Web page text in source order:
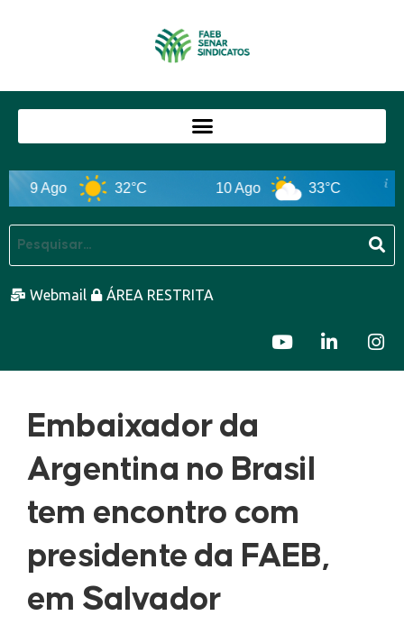
9 Ago 32°C 10 Ago 33°C
Webmail ÁREA RESTRITA
Embaixador da
Argentina no Brasil
tem encontro com
presidente da FAEB,
em Salvador